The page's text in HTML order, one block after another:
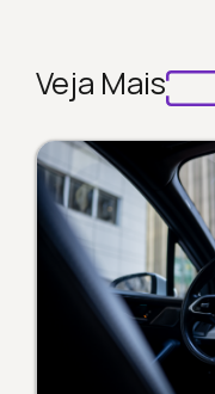
Veja Mais